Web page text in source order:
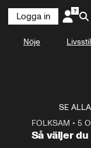
Logga in
Nöje Livsstil
SE ALLA
FOLKSAM • 5
Så väljer